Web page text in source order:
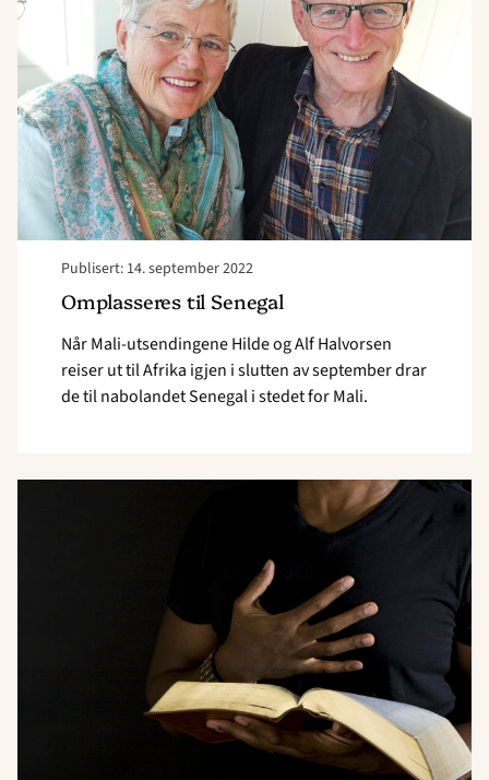
Publisert: 14. september 2022
Omplasseres til Senegal
Når Mali-utsendingene Hilde og Alf Halvorsen
reiser ut til Afrika igjen i slutten av september drar
de til nabolandet Senegal i stedet for Mali.
et
folkeslag
får
Bibelen
på
hjertespråket"